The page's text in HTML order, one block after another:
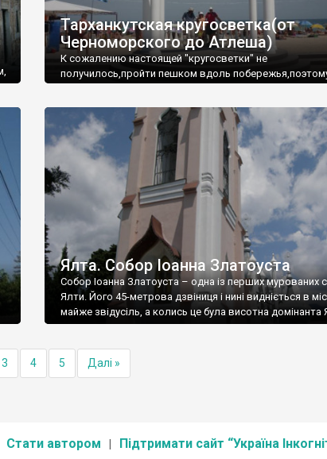
Тарханкутская кругосветка(от
Черноморского до Атлеша)
К сожалению настоящей "кругосветки" не
получилось,пройти пешком вдоль
Ялта. Собор Іоанна Златоуста
Собор Іоанна Златоуста – одна із перших мурованих
Ялти. Його 45-метрова дзвіниця і нині видніється в
майже звідусіль, а колись це була висотна домінанта
3 4 5 Далі »
Стати автором Підтримати сайт “Україна